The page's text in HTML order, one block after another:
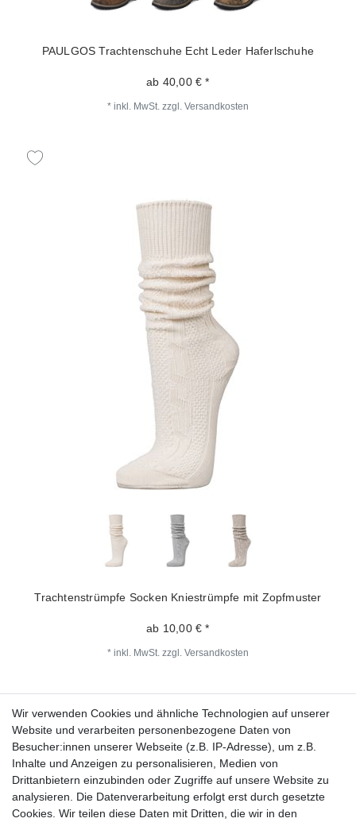
PAULGOS Trachtenschuhe Echt Leder Haferlschuhe
ab 40,00 € *
* inkl. MwSt. zzgl. Versandkosten
Trachtenstrümpfe Socken Kniestrümpfe mit Zopfmuster
ab 10,00 € *
* inkl. MwSt. zzgl. Versandkosten
Fragen zur Bestellung?
Zahlungsarten
Wir verwenden Cookies und ähnliche Technologien auf unserer
Website und verarbeiten personenbezogene Daten von
Besucher:innen unserer Webseite (z.B. IP-Adresse), um z.B.
Inhalte und Anzeigen zu personalisieren, Medien von
Drittanbietern einzubinden oder Zugriffe auf unsere Website zu
analysieren. Die Datenverarbeitung erfolgt erst durch gesetzte
Cookies. Wir teilen diese Daten mit Dritten, die wir in den